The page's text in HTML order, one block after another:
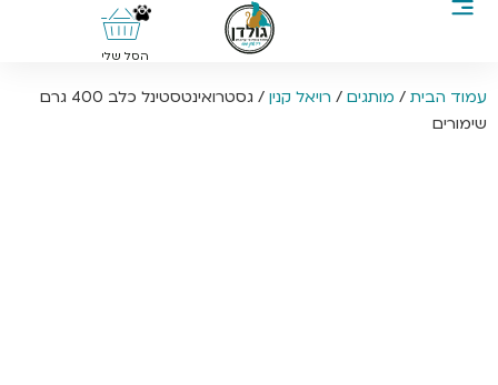
0
הסל שלי
עמוד הבית / מותגים / רויאל קנין
/ גסטרואינטסטינל כלב 400 גרם
שימורים